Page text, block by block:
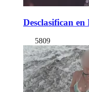
Desclasifican
5809